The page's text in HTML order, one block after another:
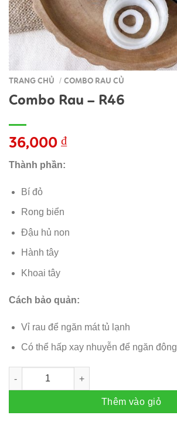
TRANG CHỦ / COMBO RAU CỦ
Combo Rau – R46
36,000 ₫
Thành phần:
Bí đỏ
Rong biển
Đậu hủ non
Hành tây
Khoai tây
Cách bảo quản:
Vỉ rau để ngăn mát tủ lạnh
Có thể hấp xay nhuyễn để ngăn đông
Combo Rau – R46 số lượng
Thêm vào giỏ